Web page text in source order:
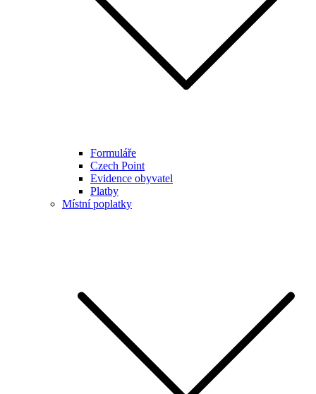
Formuláře
Czech Point
Evidence obyvatel
Platby
Místní poplatky